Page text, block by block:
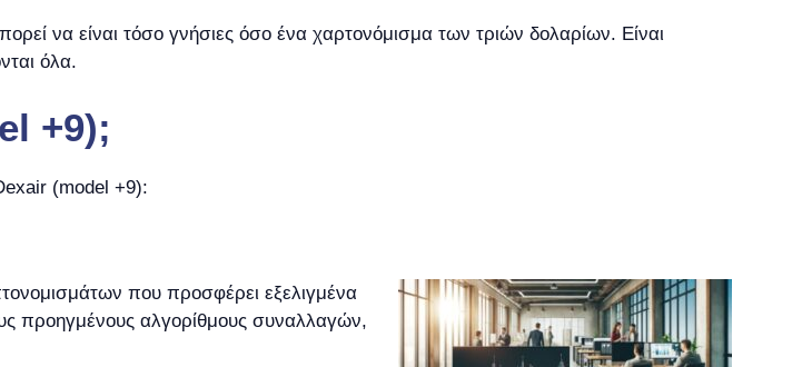
να είναι τόσο γνήσιες όσο ένα χαρτονόμισμα των τριών δολαρίων. Είναι
όλα.
+9);
(model +9):
που προσφέρει εξελιγμένα
προηγμένους αλγορίθμους συναλλαγών,